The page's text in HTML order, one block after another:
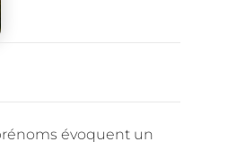
évoquent un